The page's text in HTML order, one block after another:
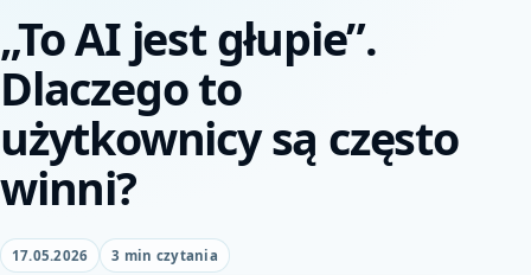
„To AI jest głupie”.
Dlaczego to
użytkownicy są często
winni?
17.05.2026 3 min czytania